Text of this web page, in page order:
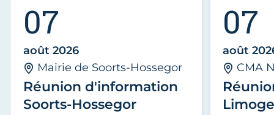
Réunion d'information
Soorts-Hossegor
07
août 2026
Mairie de Soorts-Hossegor
07
août
CMA